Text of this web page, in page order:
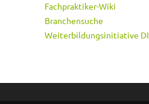
Fachpraktiker-Wiki
Branchensuche
Weiterbildungsinitiative DI